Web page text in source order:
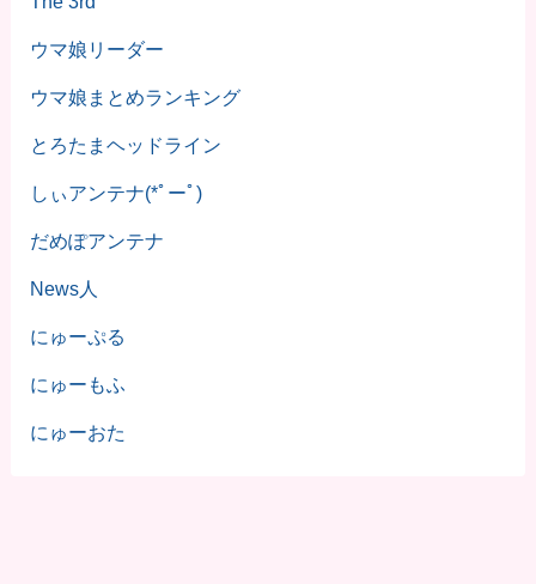
ウマ娘リーダー
ウマ娘まとめランキング
とろたまヘッドライン
しぃアンテナ(*ﾟーﾟ)
だめぽアンテナ
News人
にゅーぷる
にゅーもふ
にゅーおた